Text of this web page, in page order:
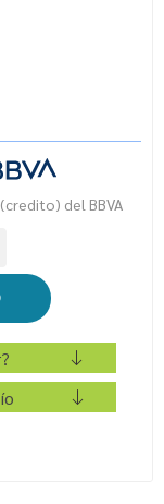
del BBVA